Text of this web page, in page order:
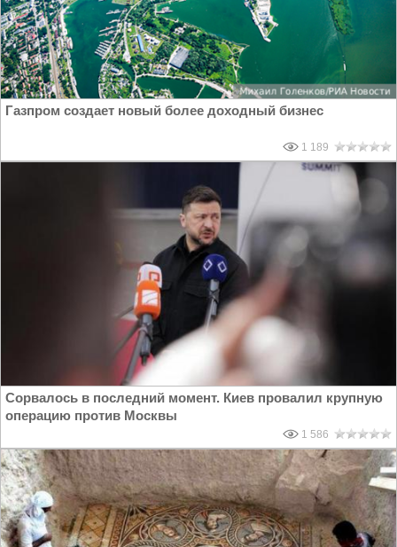
Газпром создает новый более доходный бизнес
1 189
Сорвалось в последний момент. Киев провалил крупную
операцию против Москвы
1 586